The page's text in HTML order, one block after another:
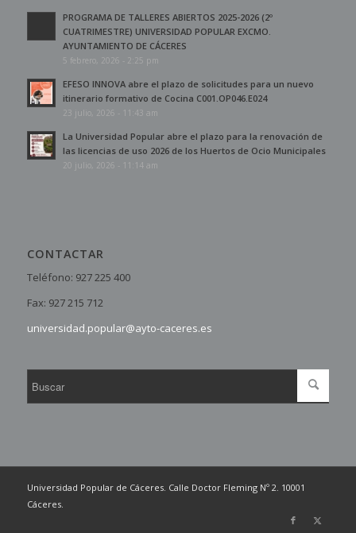
PROGRAMA DE TALLERES ABIERTOS 2025-2026 (2º
CUATRIMESTRE) UNIVERSIDAD POPULAR EXCMO.
AYUNTAMIENTO DE CÁCERES
5 febrero, 2026 - 2:25 pm
EFESO INNOVA abre el plazo de solicitudes para un nuevo
itinerario formativo de Cocina C001.OP046.E024
23 julio, 2026 - 11:43 am
La Universidad Popular abre el plazo para la renovación de
las licencias de uso 2026 de los Huertos de Ocio Municipales
20 julio, 2026 - 11:14 am
CONTACTAR
Teléfono: 927 225 400
Fax: 927 215 712
universidad.popular@ayto-caceres.es
Universidad Popular de Cáceres. Calle Doctor Fleming Nº 2. 10001
Cáceres.